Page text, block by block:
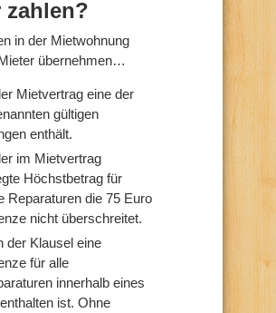
zahlen?
in der Mietwohnung
übernehmen…
Mietvertrag eine der
gültigen
enthält.
im Mietvertrag
Höchstbetrag für
Reparaturen die 75 Euro
nicht überschreitet.
der Klausel eine
für alle
innerhalb eines
ist. Ohne